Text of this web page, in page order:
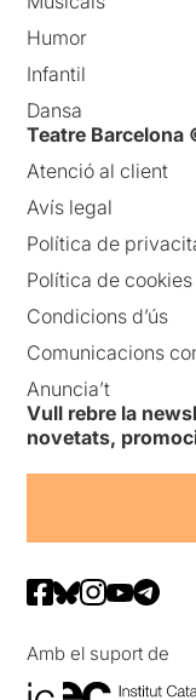
Humor
Infantil
Dansa
Teatre
Atenció al client
Avís legal
Política de
Política de cookies
Condicions d’ús
Comunicacions
Anuncia’t
Vull rebre la
novetats,
Amb el suport de